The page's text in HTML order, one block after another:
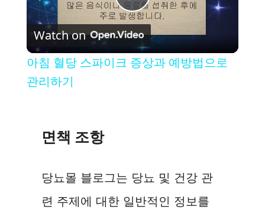
P
l
i
Watch on
아침 혈당 스파이크 증상과 예방법으로
관리하기
면책 조항
당뇨몰 블로그는 당뇨 및 건강 관
련 주제에 대한 일반적인 정보를